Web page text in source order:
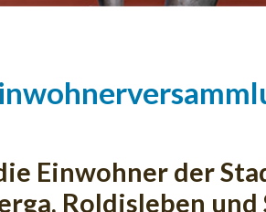
Einwohner der
Roldisleben und